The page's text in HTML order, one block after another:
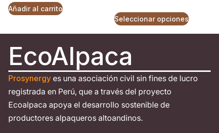
Añadir al carrito
Seleccionar opciones
EcoAlpaca
Prosynergy es una asociación civil sin fines de lucro
registrada en Perú, que a través del proyecto
Ecoalpaca apoya el desarrollo sostenible de
productores alpaqueros altoandinos.